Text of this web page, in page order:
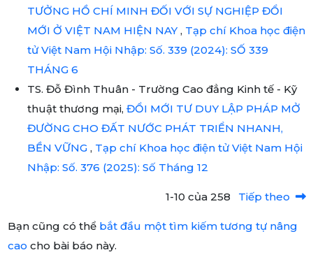
TƯỞNG HỒ CHÍ MINH ĐỐI VỚI SỰ NGHIỆP ĐỔI
MỚI Ở VIỆT NAM HIỆN NAY , Tạp chí Khoa học điện
tử Việt Nam Hội Nhập: Số. 339 (2024): SỐ 339
THÁNG 6
TS. Đỗ Đình Thuân - Trường Cao đẳng Kinh tế - Kỹ
thuật thương mại, ĐỔI MỚI TƯ DUY LẬP PHÁP MỞ
ĐƯỜNG CHO ĐẤT NƯỚC PHÁT TRIỂN NHANH,
BỀN VỮNG , Tạp chí Khoa học điện tử Việt Nam Hội
Nhập: Số. 376 (2025): Số Tháng 12
1-10 của 258 Tiếp theo
Bạn cũng có thể bắt đầu một tìm kiếm tương tự nâng
cao cho bài báo này.